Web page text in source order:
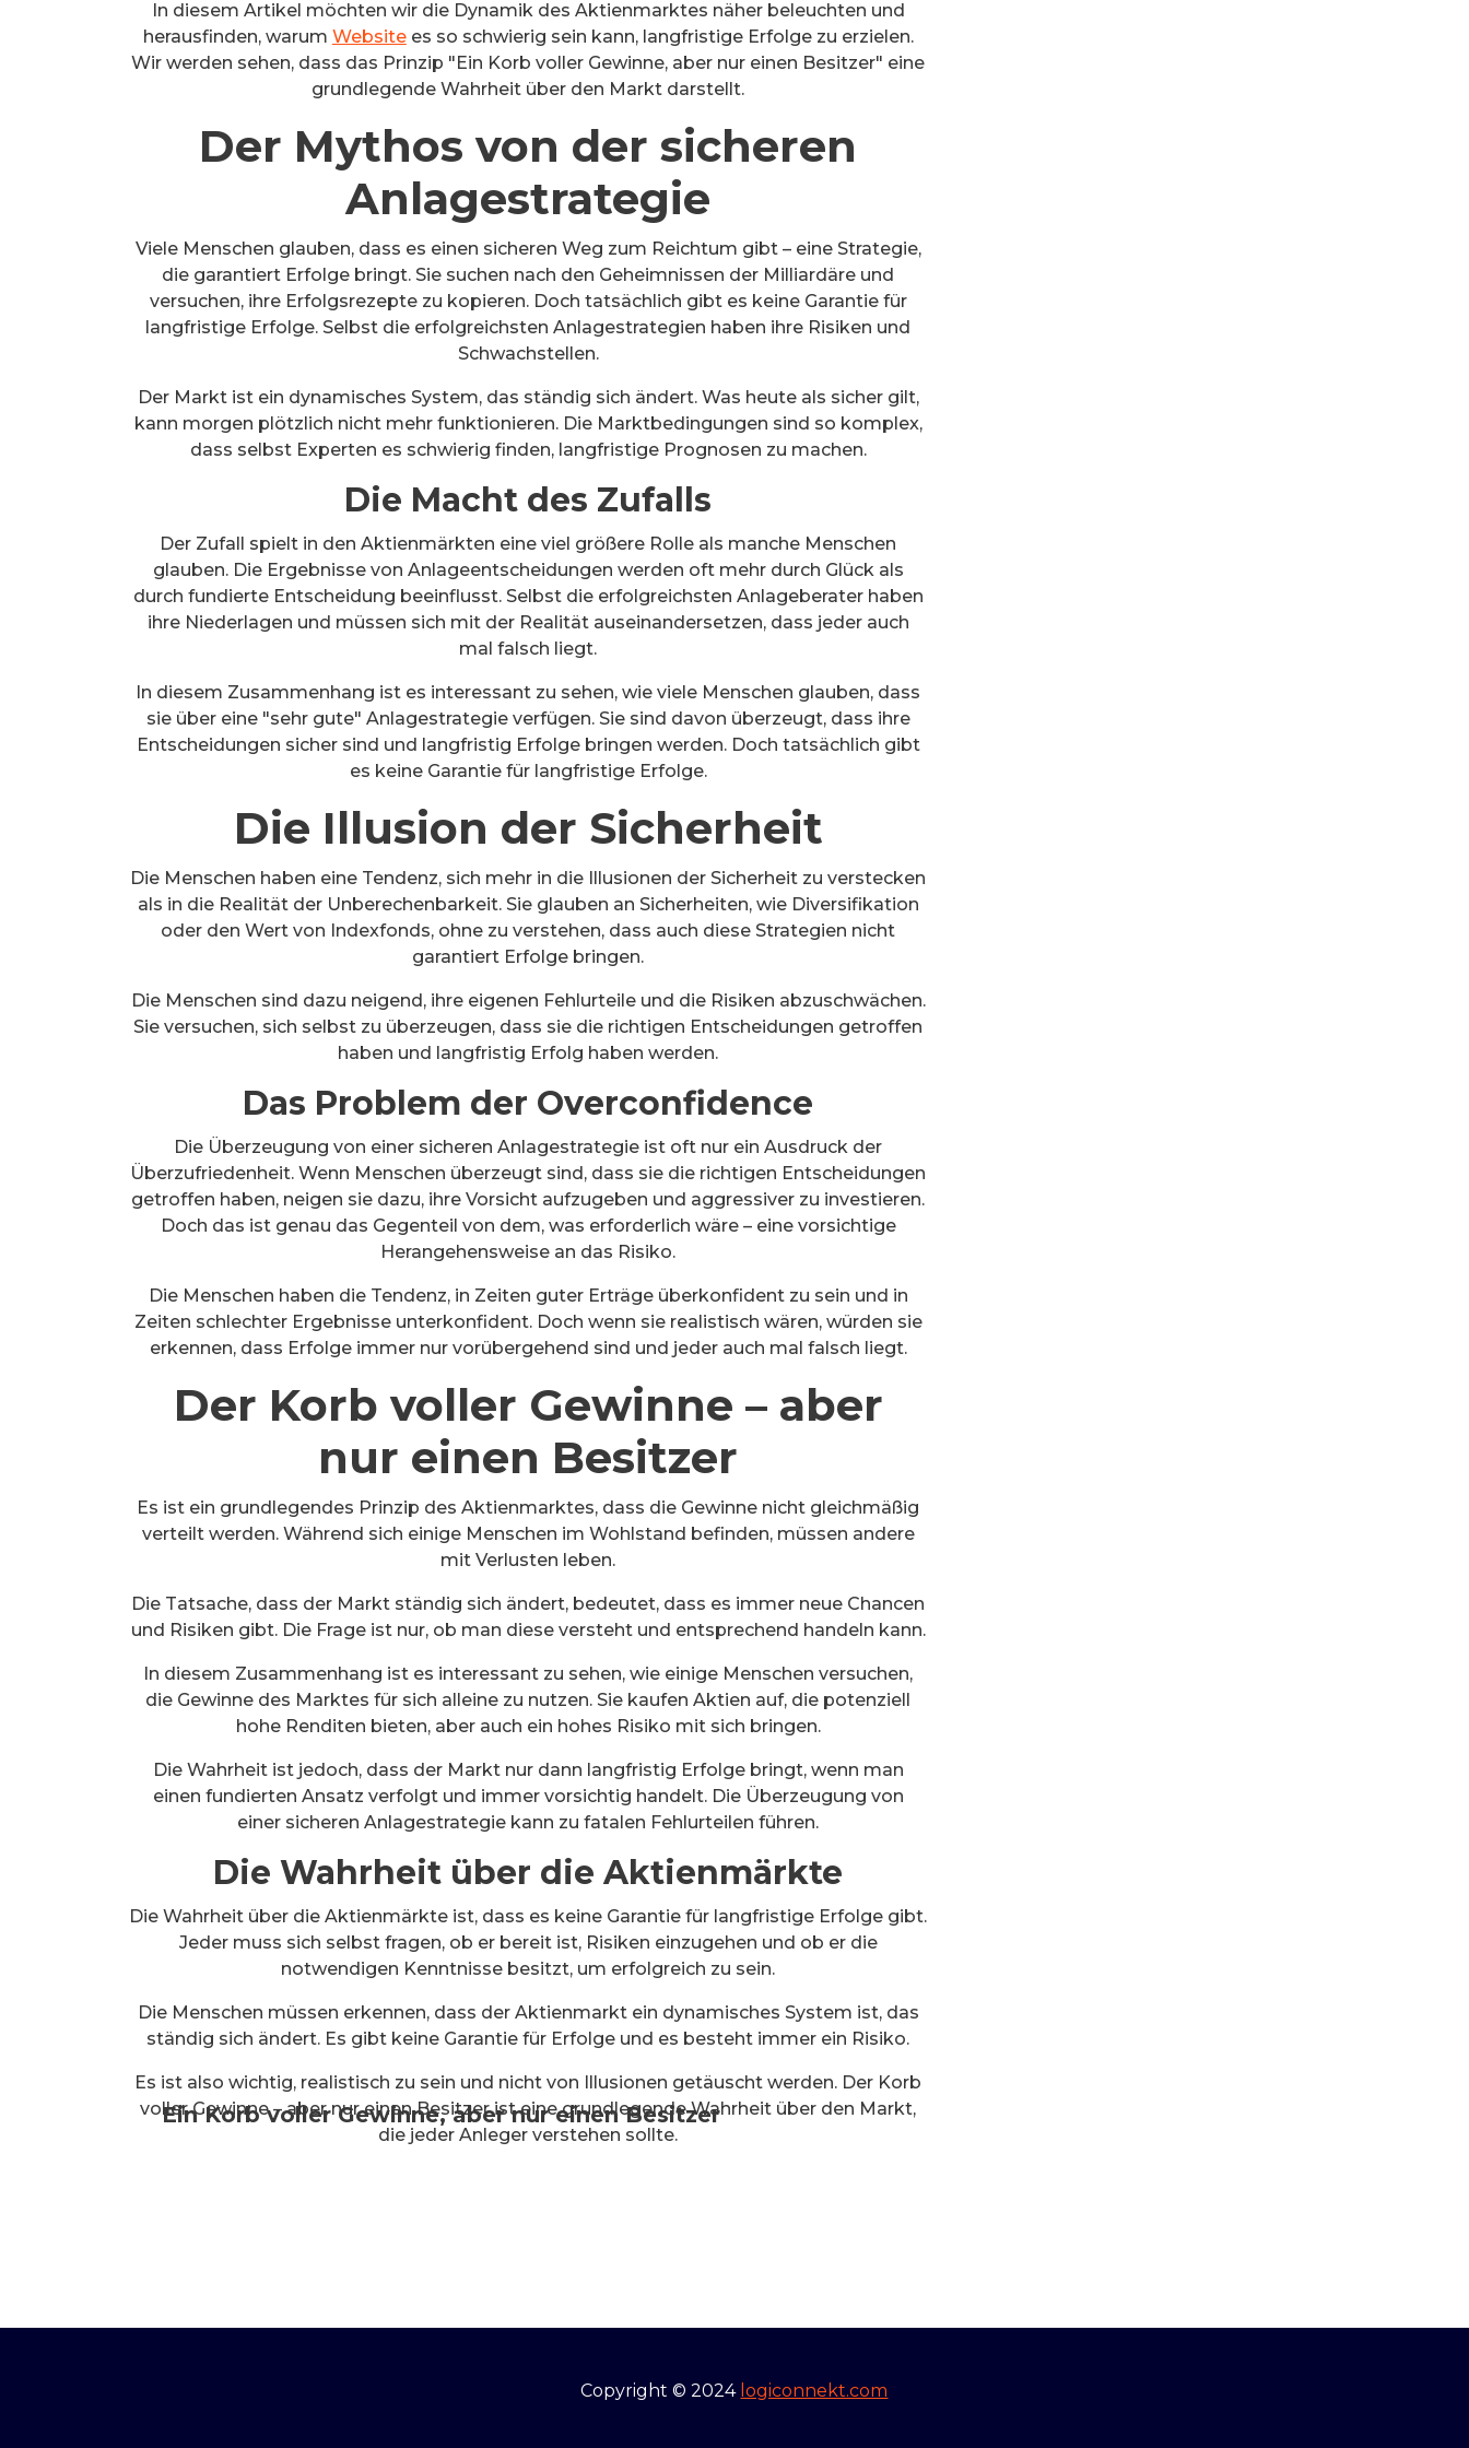
Ein Korb voller Gewinne, aber nur einen Besitzer
In diesem Artikel möchten wir die Dynamik des Aktienmarktes näher beleuchten und
herausfinden, warum Websitees so schwierig sein kann, langfristige Erfolge zu erzielen.
Wir werden sehen, dass das Prinzip "Ein Korb voller Gewinne, aber nur einen Besitzer" eine
grundlegende Wahrheit über den Markt darstellt.
Der Mythos von der sicheren
Anlagestrategie
Viele Menschen glauben, dass es einen sicheren Weg zum Reichtum gibt – eine Strategie,
die garantiert Erfolge bringt. Sie suchen nach den Geheimnissen der Milliardäre und
versuchen, ihre Erfolgsrezepte zu kopieren. Doch tatsächlich gibt es keine Garantie für
langfristige Erfolge. Selbst die erfolgreichsten Anlagestrategien haben ihre Risiken und
Schwachstellen.
Der Markt ist ein dynamisches System, das ständig sich ändert. Was heute als sicher gilt,
kann morgen plötzlich nicht mehr funktionieren. Die Marktbedingungen sind so komplex,
dass selbst Experten es schwierig finden, langfristige Prognosen zu machen.
Die Macht des Zufalls
Der Zufall spielt in den Aktienmärkten eine viel größere Rolle als manche Menschen
glauben. Die Ergebnisse von Anlageentscheidungen werden oft mehr durch Glück als
durch fundierte Entscheidung beeinflusst. Selbst die erfolgreichsten Anlageberater haben
ihre Niederlagen und müssen sich mit der Realität auseinandersetzen, dass jeder auch
mal falsch liegt.
In diesem Zusammenhang ist es interessant zu sehen, wie viele Menschen glauben, dass
sie über eine "sehr gute" Anlagestrategie verfügen. Sie sind davon überzeugt, dass ihre
Entscheidungen sicher sind und langfristig Erfolge bringen werden. Doch tatsächlich gibt
es keine Garantie für langfristige Erfolge.
Die Illusion der Sicherheit
Die Menschen haben eine Tendenz, sich mehr in die Illusionen der Sicherheit zu verstecken
als in die Realität der Unberechenbarkeit. Sie glauben an Sicherheiten, wie Diversifikation
oder den Wert von Indexfonds, ohne zu verstehen, dass auch diese Strategien nicht
garantiert Erfolge bringen.
Die Menschen sind dazu neigend, ihre eigenen Fehlurteile und die Risiken abzuschwächen.
Sie versuchen, sich selbst zu überzeugen, dass sie die richtigen Entscheidungen getroffen
haben und langfristig Erfolg haben werden.
Das Problem der Overconfidence
Die Überzeugung von einer sicheren Anlagestrategie ist oft nur ein Ausdruck der
Überzufriedenheit. Wenn Menschen überzeugt sind, dass sie die richtigen Entscheidungen
getroffen haben, neigen sie dazu, ihre Vorsicht aufzugeben und aggressiver zu investieren.
Doch das ist genau das Gegenteil von dem, was erforderlich wäre – eine vorsichtige
Herangehensweise an das Risiko.
Die Menschen haben die Tendenz, in Zeiten guter Erträge überkonfident zu sein und in
Zeiten schlechter Ergebnisse unterkonfident. Doch wenn sie realistisch wären, würden sie
erkennen, dass Erfolge immer nur vorübergehend sind und jeder auch mal falsch liegt.
Der Korb voller Gewinne – aber
nur einen Besitzer
Es ist ein grundlegendes Prinzip des Aktienmarktes, dass die Gewinne nicht gleichmäßig
verteilt werden. Während sich einige Menschen im Wohlstand befinden, müssen andere
mit Verlusten leben.
Die Tatsache, dass der Markt ständig sich ändert, bedeutet, dass es immer neue Chancen
und Risiken gibt. Die Frage ist nur, ob man diese versteht und entsprechend handeln kann.
In diesem Zusammenhang ist es interessant zu sehen, wie einige Menschen versuchen,
die Gewinne des Marktes für sich alleine zu nutzen. Sie kaufen Aktien auf, die potenziell
hohe Renditen bieten, aber auch ein hohes Risiko mit sich bringen.
Die Wahrheit ist jedoch, dass der Markt nur dann langfristig Erfolge bringt, wenn man
einen fundierten Ansatz verfolgt und immer vorsichtig handelt. Die Überzeugung von
einer sicheren Anlagestrategie kann zu fatalen Fehlurteilen führen.
Die Wahrheit über die Aktienmärkte
Die Wahrheit über die Aktienmärkte ist, dass es keine Garantie für langfristige Erfolge gibt.
Jeder muss sich selbst fragen, ob er bereit ist, Risiken einzugehen und ob er die
notwendigen Kenntnisse besitzt, um erfolgreich zu sein.
Die Menschen müssen erkennen, dass der Aktienmarkt ein dynamisches System ist, das
ständig sich ändert. Es gibt keine Garantie für Erfolge und es besteht immer ein Risiko.
Es ist also wichtig, realistisch zu sein und nicht von Illusionen getäuscht werden. Der Korb
voller Gewinne – aber nur einen Besitzer ist eine grundlegende Wahrheit über den Markt,
die jeder Anleger verstehen sollte.
Copyright © 2024 logiconnekt.com